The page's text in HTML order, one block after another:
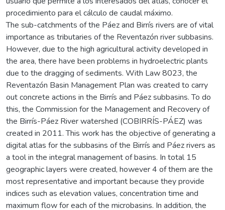
procedimiento para el cálculo de caudal máximo.
The sub-catchments of the Páez and Birrís rivers are of vital
importance as tributaries of the Reventazón river subbasins.
However, due to the high agricultural activity developed in
the area, there have been problems in hydroelectric plants
due to the dragging of sediments. With Law 8023, the
Reventazón Basin Management Plan was created to carry
out concrete actions in the Birrís and Páez subbasins. To do
this, the Commission for the Management and Recovery of
the Birrís-Páez River watershed (COBIRRÍS-PÁEZ) was
created in 2011. This work has the objective of generating a
digital atlas for the subbasins of the Birrís and Páez rivers as
a tool in the integral management of basins. In total 15
geographic layers were created, however 4 of them are the
most representative and important because they provide
indices such as elevation values, concentration time and
maximum flow for each of the microbasins. In addition, the